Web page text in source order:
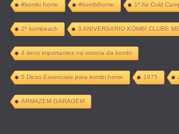
#kombi home #kombihome 1º Air Cold
2º kombeach 3 ANIVERSARIO KOMBI CLUBE
4 itens importantes na vistoria da kombi
5 Dicas Essenciais para kombi home 1975
ARMAZEM GARAGEM